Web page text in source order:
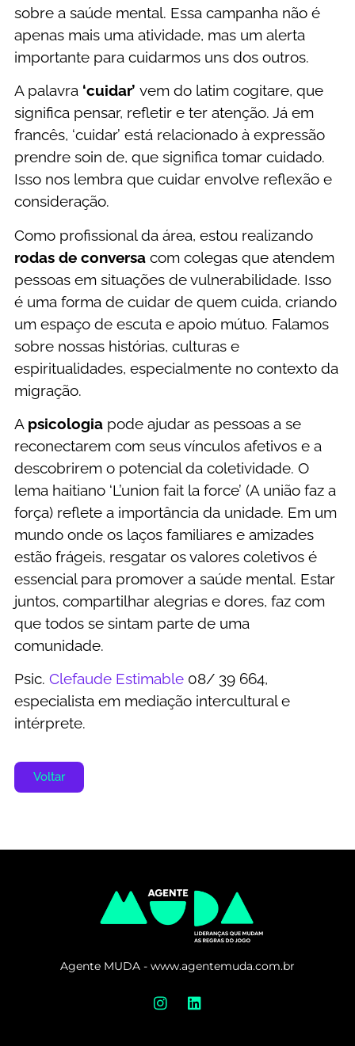
sobre a saúde mental. Essa campanha não é
apenas mais uma atividade, mas um alerta
importante para cuidarmos uns dos outros.
A palavra ‘cuidar’ vem do latim cogitare, que
significa pensar, refletir e ter atenção. Já em
francês, ‘cuidar’ está relacionado à expressão
prendre soin de, que significa tomar cuidado.
Isso nos lembra que cuidar envolve reflexão e
consideração.
Como profissional da área, estou realizando
rodas de conversa com colegas que atendem
pessoas em situações de vulnerabilidade. Isso
é uma forma de cuidar de quem cuida, criando
um espaço de escuta e apoio mútuo. Falamos
sobre nossas histórias, culturas e
espiritualidades, especialmente no contexto da
migração.
A psicologia pode ajudar as pessoas a se
reconectarem com seus vínculos afetivos e a
descobrirem o potencial da coletividade. O
lema haitiano ‘L’union fait la force’ (A união faz a
força) reflete a importância da unidade. Em um
mundo onde os laços familiares e amizades
estão frágeis, resgatar os valores coletivos é
essencial para promover a saúde mental. Estar
juntos, compartilhar alegrias e dores, faz com
que todos se sintam parte de uma
comunidade.
Psic. Clefaude Estimable 08/ 39 664,
especialista em mediação intercultural e
intérprete.
Voltar
Agente MUDA - www.agentemuda.com.br